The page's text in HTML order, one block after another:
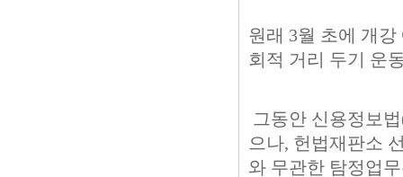
원래 3월 초에 개
회적 거리 두기 운
그동안 신용정보
으나, 헌법재판소
와 무관한 탐정업